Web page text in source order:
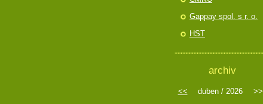
Gappay spol. s r. o.
HST
archiv
<< duben / 2026 >>